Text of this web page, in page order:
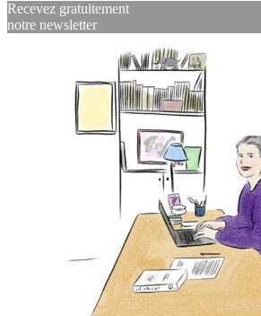
Recevez gratuitement
notre newsletter